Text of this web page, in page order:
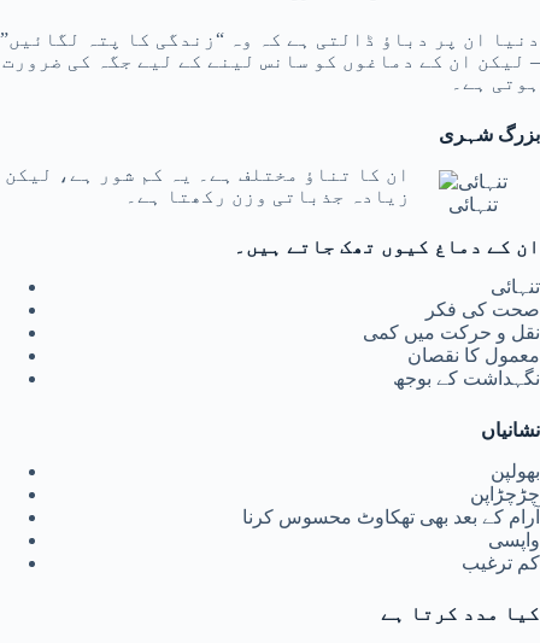
دنیا ان پر دباؤ ڈالتی ہے کہ وہ “زندگی کا پتہ لگائیں”
– لیکن ان کے دماغوں کو سانس لینے کے لیے جگہ کی ضرورت
ہوتی ہے۔
بزرگ شہری
تنہائی
ان کا تناؤ مختلف ہے۔ یہ کم شور ہے، لیکن
زیادہ جذباتی وزن رکھتا ہے۔
ان کے دماغ کیوں تھک جاتے ہیں۔
تنہائی
صحت کی فکر
نقل و حرکت میں کمی
معمول کا نقصان
نگہداشت کے بوجھ
نشانیاں
بھولپن
چڑچڑاپن
آرام کے بعد بھی تھکاوٹ محسوس کرنا
واپسی
کم ترغیب
کیا مدد کرتا ہے